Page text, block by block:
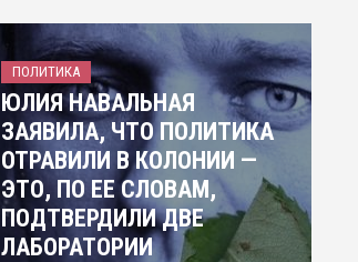
ПОЛИТИКА
ЮЛИЯ НАВАЛЬНАЯ
ЗАЯВИЛА, ЧТО ПОЛИТИКА
ОТРАВИЛИ В КОЛОНИИ —
ЭТО, ПО ЕЕ СЛОВАМ,
ПОДТВЕРДИЛИ ДВЕ
ЛАБОРАТОРИИ